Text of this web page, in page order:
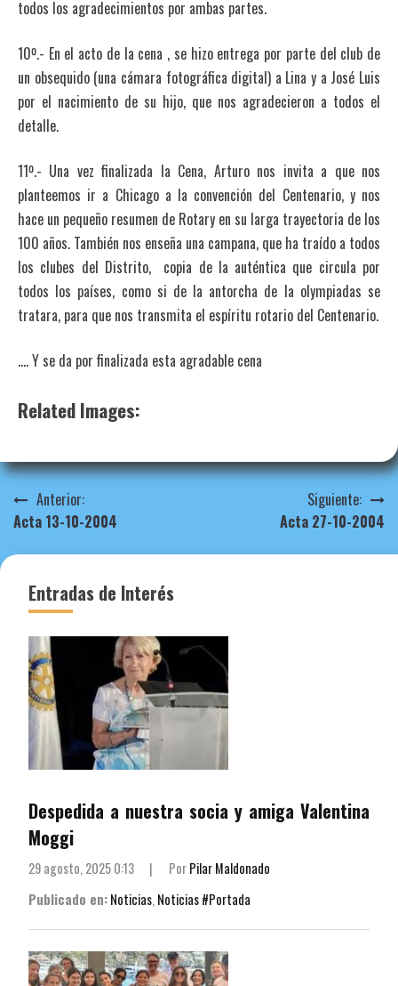
todos los agradecimientos por ambas partes.
10º.- En el acto de la cena , se hizo entrega por parte del club de
un obsequido (una cámara fotográfica digital) a Lina y a José Luis
por el nacimiento de su hijo, que nos agradecieron a todos el
detalle.
11º.- Una vez finalizada la Cena, Arturo nos invita a que nos
planteemos ir a Chicago a la convención del Centenario, y nos
hace un pequeño resumen de Rotary en su larga trayectoria de los
100 años. También nos enseña una campana, que ha traído a todos
los clubes del Distrito, copia de la auténtica que circula por
todos los países, como si de la antorcha de la olympiadas se
tratara, para que nos transmita el espíritu rotario del Centenario.
…. Y se da por finalizada esta agradable cena
Related Images:
Navegación
de
Anterior:
Acta 13-10-2004
Siguiente:
Acta 27-10-2004
Entradas de Interés
Despedida a nuestra socia y amiga Valentina
Moggi
29 agosto, 2025 0:13 | PorPilar Maldonado
Publicado en:Noticias, Noticias #Portada